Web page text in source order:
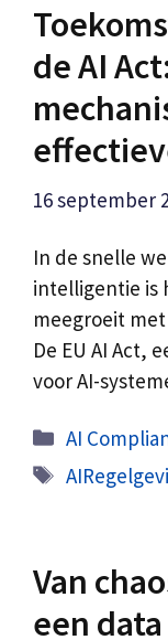
de AI
16 september
In de snelle
intelligentie is
meegroeit
De EU AI Act,
voor AI-
AI
Tags
Van
een